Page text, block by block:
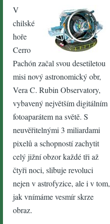
V
chilské
hoře
Cerro
Pachón začal svou desetiletou
misi nový astronomický obr,
Vera C. Rubin Observatory,
vybavený největším digitálním
fotoaparátem na světě. S
neuvěřitelnými 3 miliardami
pixelů a schopností zachytit
celý jižní obzor každé tři až
čtyři noci, slibuje revoluci
nejen v astrofyzice, ale i v tom,
jak vnímáme vesmír skrze
obraz.